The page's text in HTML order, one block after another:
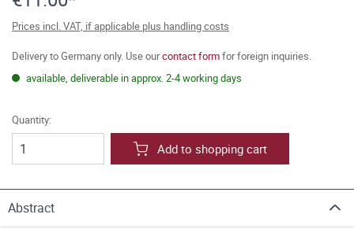
Prices incl. VAT, if applicable plus handling costs
Delivery to Germany only. Use ourcontact formfor foreign inquiries.
available, deliverable in approx. 2-4 working days
Quantity:
Add to shopping cart
Abstract